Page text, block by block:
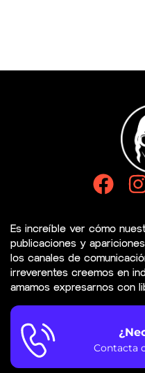
Es increíble ver cómo
publicaciones y
los canales de
irreverentes creemos en
amamos expresarnos con
Contacta